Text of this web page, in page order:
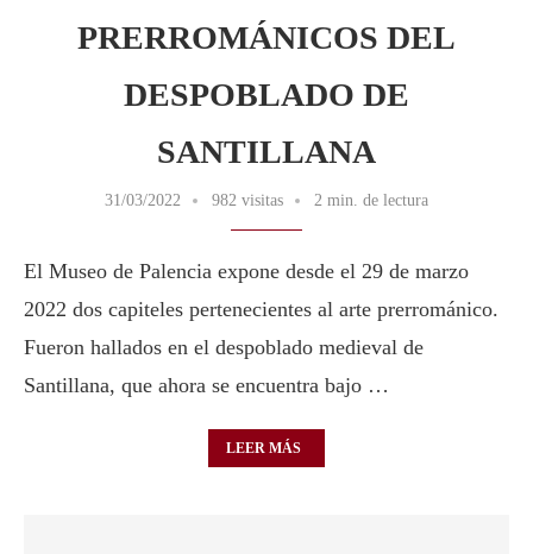
PRERROMÁNICOS DEL
DESPOBLADO DE
SANTILLANA
31/03/2022 982 visitas 2 min. de lectura
El Museo de Palencia expone desde el 29 de marzo
2022 dos capiteles pertenecientes al arte prerrománico.
Fueron hallados en el despoblado medieval de
Santillana, que ahora se encuentra bajo …
LEER MÁS